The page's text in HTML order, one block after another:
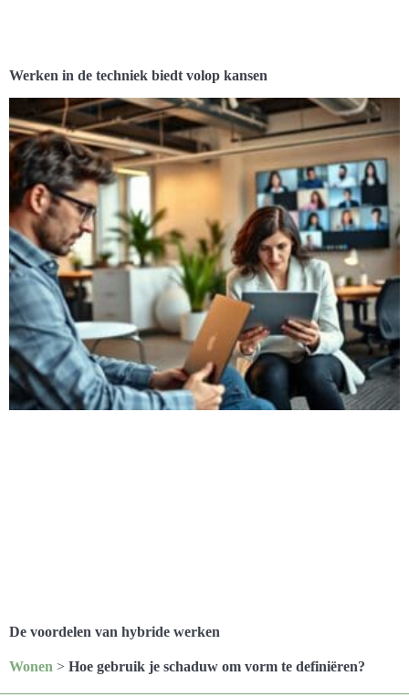
Werken in de techniek biedt volop kansen
De voordelen van hybride werken
Wonen > Hoe gebruik je schaduw om vorm te definiëren?